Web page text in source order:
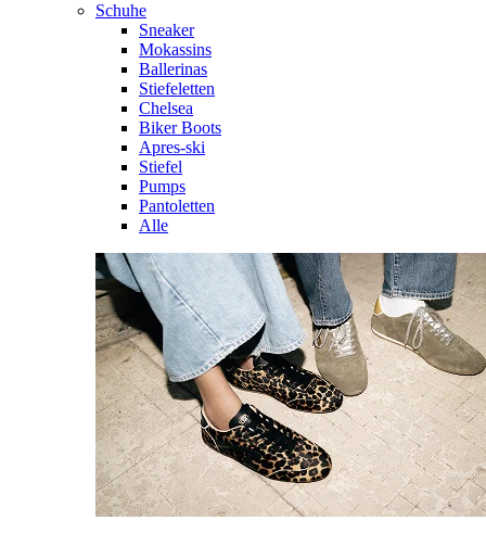
Schuhe
Sneaker
Mokassins
Ballerinas
Stiefeletten
Chelsea
Biker Boots
Apres-ski
Stiefel
Pumps
Pantoletten
Alle